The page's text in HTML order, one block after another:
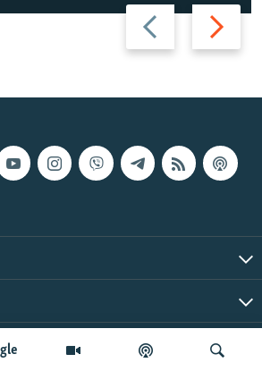
Назад Вперед
Свобода, 2026 | Усі права застережено.